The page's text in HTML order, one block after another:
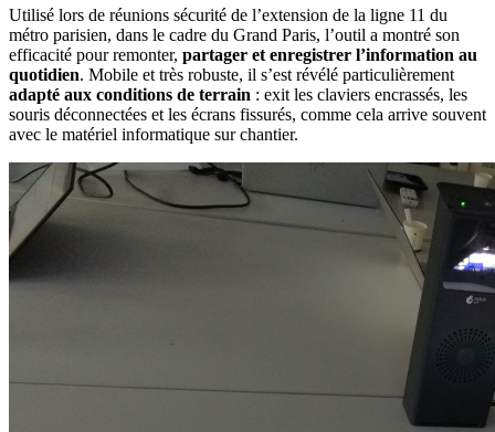
Utilisé lors de réunions sécurité de l’extension de la ligne 11 du
métro parisien, dans le cadre du Grand Paris, l’outil a montré son
efficacité pour remonter, partager et enregistrer l’information au
quotidien. Mobile et très robuste, il s’est révélé particulièrement
adapté aux conditions de terrain : exit les claviers encrassés, les
souris déconnectées et les écrans fissurés, comme cela arrive souvent
avec le matériel informatique sur chantier.